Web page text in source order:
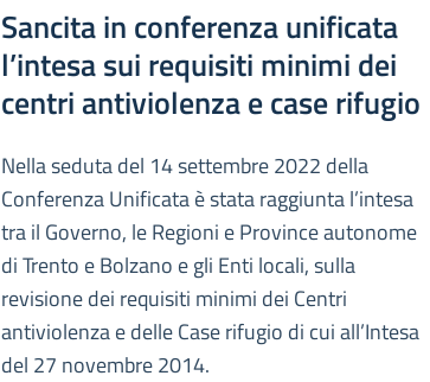
Sancita in conferenza unificata
l’intesa sui requisiti minimi dei
centri antiviolenza e case rifugio
Nella seduta del 14 settembre 2022 della
Conferenza Unificata è stata raggiunta l’intesa
tra il Governo, le Regioni e Province autonome
di Trento e Bolzano e gli Enti locali, sulla
revisione dei requisiti minimi dei Centri
antiviolenza e delle Case rifugio di cui all’Intesa
del 27 novembre 2014.